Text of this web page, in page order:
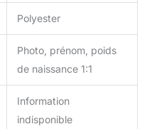
Polyester
Photo, prénom, poids
de naissance 1:1
Information
indisponible